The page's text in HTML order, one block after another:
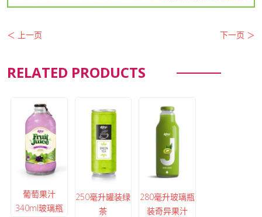
＜ 上一页 下一页 ＞
RELATED PRODUCTS
葡萄果汁
340ml玻璃瓶
250毫升罐装绿
茶
280毫升玻璃瓶
装奇异果汁